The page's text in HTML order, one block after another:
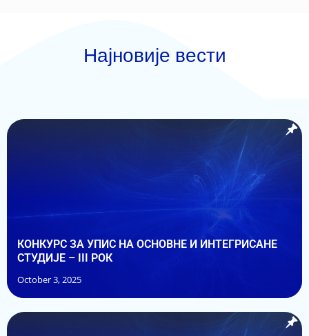
Најновије вести
КОНКУРС ЗА УПИС НА ОСНОВНЕ И ИНТЕГРИСАНЕ
СТУДИЈЕ – III РОК
October 3, 2025